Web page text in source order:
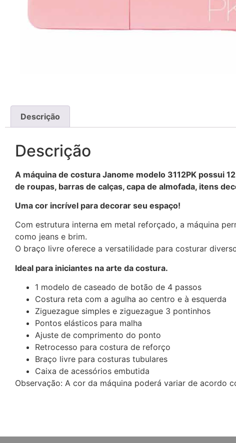
Descrição
Descrição
A máquina de costura Janome modelo 3112PK possui
de roupas, barras de calças, capa de almofada, itens
Uma cor incrível para decorar seu espaço!
Com estrutura interna em metal reforçado, a máquina
como jeans e brim.
O braço livre oferece a versatilidade para costurar
Ideal para iniciantes na arte da costura.
1 modelo de caseado de botão de 4 passos
Costura reta com a agulha ao centro e à esquerda
Ziguezague simples e ziguezague 3 pontinhos
Pontos elásticos para malha
Ajuste de comprimento do ponto
Retrocesso para costura de reforço
Braço livre para costuras tubulares
Caixa de acessórios embutida
Observação: A cor da máquina poderá variar de acordo